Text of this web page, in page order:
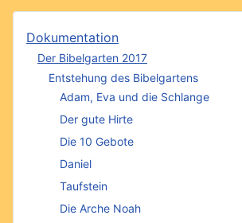
Dokumentation
Der Bibelgarten 2017
Entstehung des Bibelgartens
Adam, Eva und die Schlange
Der gute Hirte
Die 10 Gebote
Daniel
Taufstein
Die Arche Noah